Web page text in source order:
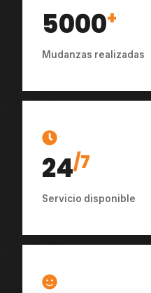
5000+
Mudanzas realizadas
24/7
Servicio disponible